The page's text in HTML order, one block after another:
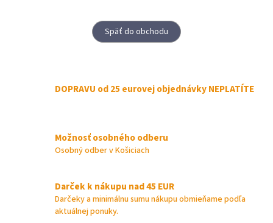
Späť do obchodu
DOPRAVU od 25 eurovej objednávky NEPLATÍTE
Možnosť osobného odberu
Osobný odber v Košiciach
Darček k nákupu nad 45 EUR
Darčeky a minimálnu sumu nákupu obmieňame podľa
aktuálnej ponuky.